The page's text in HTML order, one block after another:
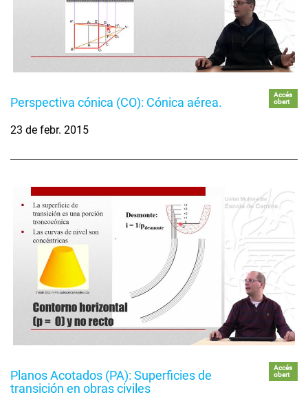
Perspectiva cónica (CO): Cónica aérea.
Accés
obert
23 de febr. 2015
Planos Acotados (PA): Superficies de
transición en obras civiles
Accés
obert